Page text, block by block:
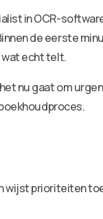
in OCR-
de eerste
wat echt telt.
nu gaat om
wijst prioriteiten